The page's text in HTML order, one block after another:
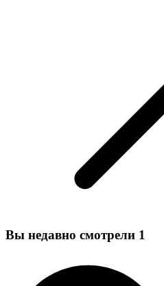
Вы недавно смотрели 1